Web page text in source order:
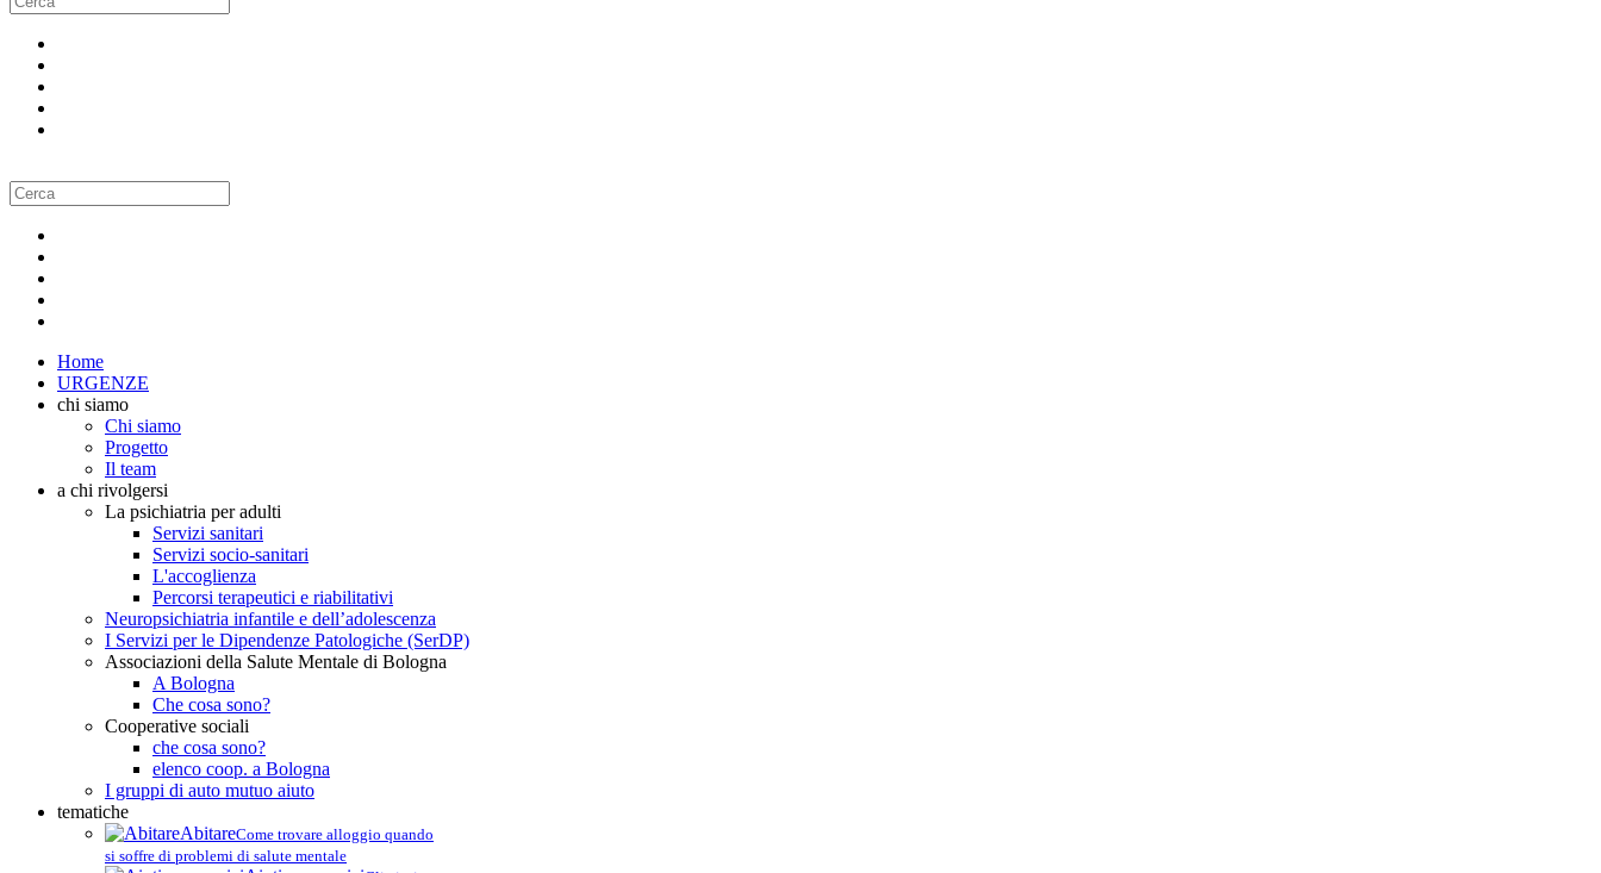
Home
URGENZE
chi siamo
Chi siamo
Progetto
Il team
a chi rivolgersi
La psichiatria per adulti
Servizi sanitari
Servizi socio-sanitari
L'accoglienza
Percorsi terapeutici e riabilitativi
Neuropsichiatria infantile e dell’adolescenza
I Servizi per le Dipendenze Patologiche (SerDP)
Associazioni della Salute Mentale di Bologna
A Bologna
Che cosa sono?
Cooperative sociali
che cosa sono?
elenco coop. a Bologna
I gruppi di auto mutuo aiuto
tematiche
AbitareCome trovare alloggio quando
si soffre di problemi di salute mentale